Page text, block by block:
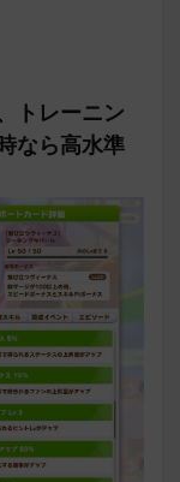
トレーニン
なら高水準